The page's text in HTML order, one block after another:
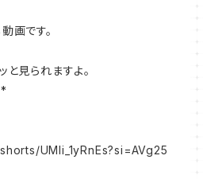
画です。
と見られますよ。
UMli_1yRnEs?si=AVg25